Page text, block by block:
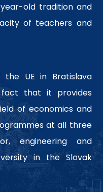
old tradition and
of teachers and
UE in Bratislava
that it provides
of economics and
at all three
engineering and
in the Slovak